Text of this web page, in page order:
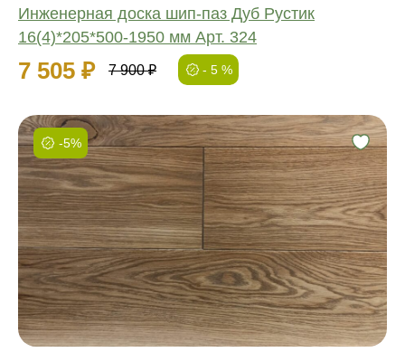
Инженерная доска шип-паз Дуб Рустик
16(4)*205*500-1950 мм Арт. 324
7 505 ₽ 7 900 ₽ - 5 %
-5%
Фаска:
Соединение:
Обработка:
Длина:
Ширина:
Толщина: